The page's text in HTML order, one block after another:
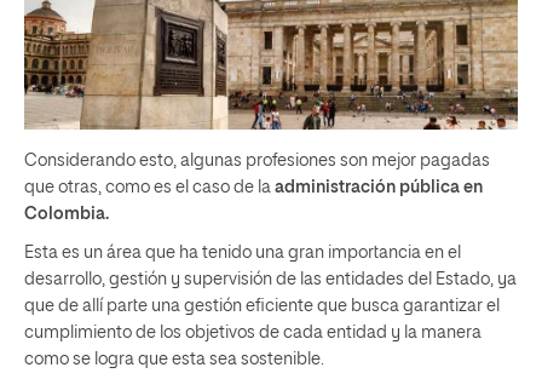
Considerando esto, algunas profesiones son mejor pagadas
que otras, como es el caso de la administración pública en
Colombia.
Esta es un área que ha tenido una gran importancia en el
desarrollo, gestión y supervisión de las entidades del Estado, ya
que de allí parte una gestión eficiente que busca garantizar el
cumplimiento de los objetivos de cada entidad y la manera
como se logra que esta sea sostenible.